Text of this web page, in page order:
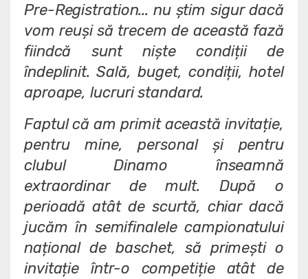
Pre-Registration... nu știm sigur dacă
vom reuși să trecem de această fază
fiindcă sunt niște condiții de
îndeplinit. Sală, buget, condiții, hotel
aproape, lucruri standard.
Faptul că am primit această invitație,
pentru mine, personal și pentru
clubul Dinamo înseamnă
extraordinar de mult. După o
perioadă atât de scurtă, chiar dacă
jucăm în semifinalele campionatului
național de baschet, să primești o
invitație într-o competiție atât de